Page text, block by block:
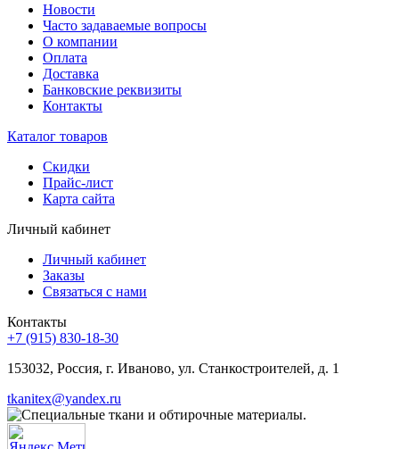
Новости
Часто задаваемые вопросы
О компании
Оплата
Доставка
Банковские реквизиты
Контакты
Каталог товаров
Скидки
Прайс-лист
Карта сайта
Личный кабинет
Личный кабинет
Заказы
Связаться с нами
Контакты
+7 (915) 830-18-30
153032, Россия, г. Иваново, ул. Станкостроителей, д. 1
tkanitex@yandex.ru